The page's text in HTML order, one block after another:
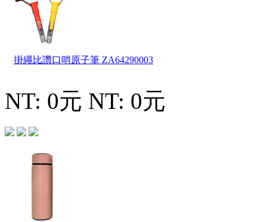
掛繩比讚口哨原子筆 ZA64290003
NT: 0元 NT: 0元